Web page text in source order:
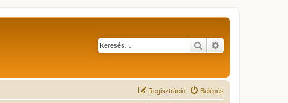
Keresés
Belépés
Regisztráció